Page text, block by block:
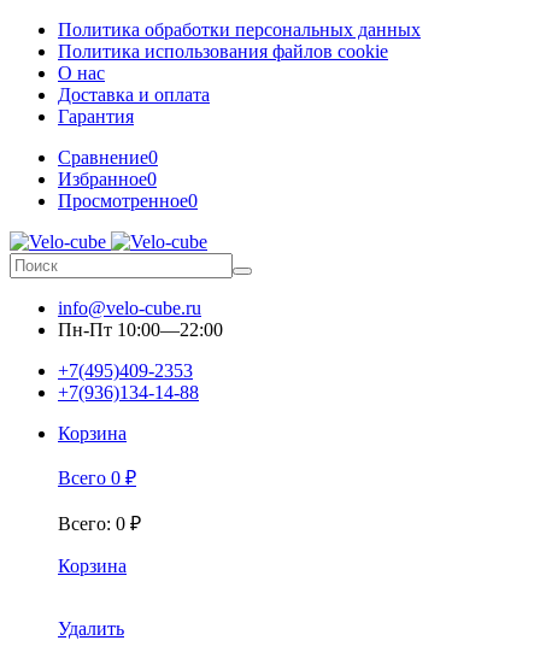
Политика обработки персональных данных
Политика использования файлов cookie
О нас
Доставка и оплата
Гарантия
Сравнение0
Избранное0
Просмотренное0
info@velo-cube.ru
Пн-Пт 10:00—22:00
+7(495)409-2353
+7(936)134-14-88
Корзина
Всего 0 ₽
Всего: 0 ₽
Корзина
Удалить